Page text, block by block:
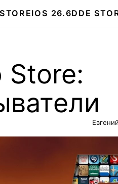
IOS 26.6DDE